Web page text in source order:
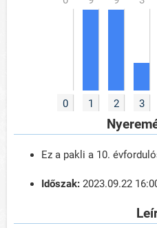
0 1 2 3
Ez a pakli a 10.
Időszak: 2023.09.22